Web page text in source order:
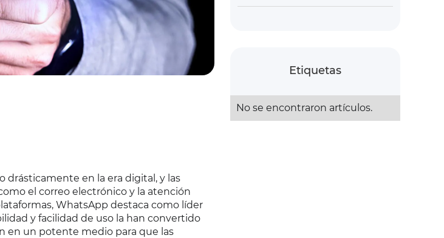
drásticamente en la era digital, y las
el correo electrónico y la atención
WhatsApp destaca como líder
y facilidad de uso la han convertido
en un potente medio para que las
Etiquetas
No se encontraron artículos.